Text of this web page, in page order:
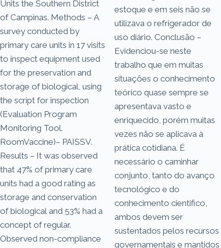
Units the Southern District
of Campinas. Methods – A
survey conducted by
primary care units in 17 visits
to inspect equipment used
for the preservation and
storage of biological, using
the script for inspection
(Evaluation Program
Monitoring Tool.
RoomVaccine)– PAISSV.
Results – It was observed
that 47% of primary care
units had a good rating as
storage and conservation
of biological and 53% had a
concept of regular.
Observed non-compliance
estoque e em seis não se
utilizava o refrigerador de
uso diário. Conclusão –
Evidenciou-se neste
trabalho que em muitas
situações o conhecimento
teórico quase sempre se
apresentava vasto e
enriquecido, porém muitas
vezes não se aplicava à
prática cotidiana. É
necessário o caminhar
conjunto, tanto do avanço
tecnológico e do
conhecimento cientifico,
ambos devem ser
sustentados pelos recursos
governamentais e mantidos